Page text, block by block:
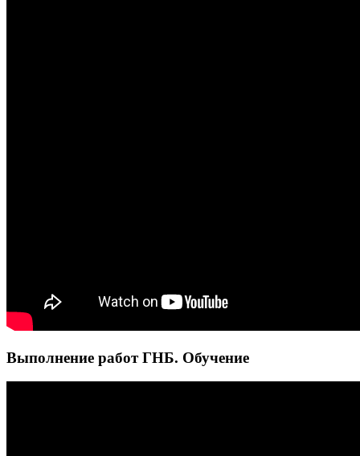
Выполнение работ ГНБ. Обучение